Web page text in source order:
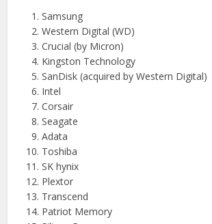
Samsung
Western Digital (WD)
Crucial (by Micron)
Kingston Technology
SanDisk (acquired by Western Digital)
Intel
Corsair
Seagate
Adata
Toshiba
SK hynix
Plextor
Transcend
Patriot Memory